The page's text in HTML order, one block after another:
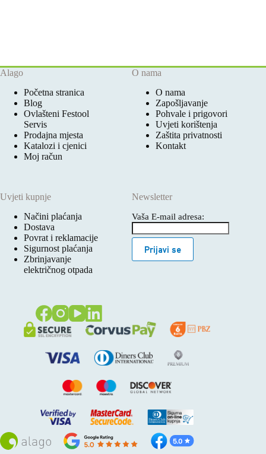
Alago
Početna stranica
Blog
Ovlašteni Festool
Servis
Prodajna mjesta
Katalozi i cjenici
Moj račun
O nama
O nama
Zapošljavanje
Pohvale i prigovori
Uvjeti korištenja
Zaštita privatnosti
Kontakt
Uvjeti kupnje
Načini plaćanja
Dostava
Povrat i reklamacije
Sigurnost plaćanja
Zbrinjavanje
električnog otpada
Newsletter
Vaša E-mail adresa:
Prijavi se